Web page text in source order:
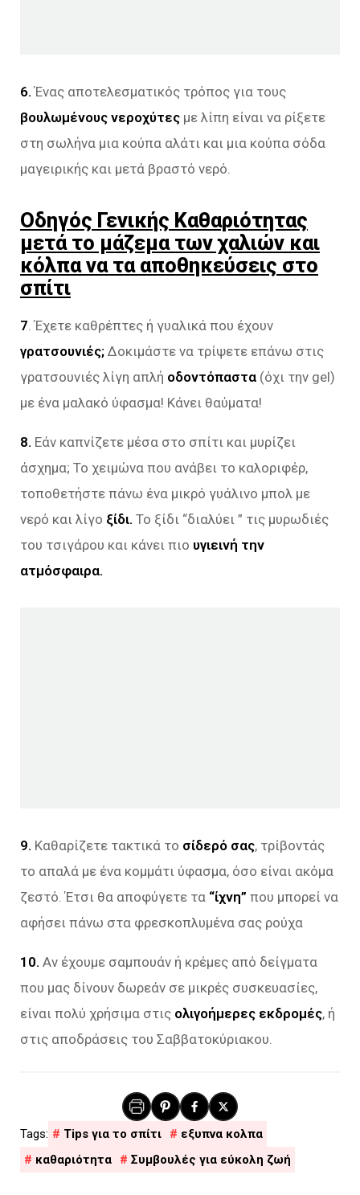
6. Ένας αποτελεσματικός τρόπος για τους
βουλωμένους νεροχύτες με λίπη είναι να ρίξετε
στη σωλήνα μια κούπα αλάτι και μια κούπα σόδα
μαγειρικής και μετά βραστό νερό.
Οδηγός Γενικής Καθαριότητας
μετά το μάζεμα των χαλιών και
κόλπα να τα αποθηκεύσεις στο
σπίτι
7 . Έχετε καθρέπτες ή γυαλικά που έχουν
γρατσουνιές; Δοκιμάστε να τρίψετε επάνω στις
γρατσουνιές λίγη απλή οδοντόπαστα (όχι την gel)
με ένα μαλακό ύφασμα! Κάνει θαύματα!
8. Εάν καπνίζετε μέσα στο σπίτι και μυρίζει
άσχημα; Το χειμώνα που ανάβει το καλοριφέρ,
τοποθετήστε πάνω ένα μικρό γυάλινο μπολ με
νερό και λίγο ξίδι. Το ξίδι “διαλύει ” τις μυρωδιές
του τσιγάρου και κάνει πιο υγιεινή την
ατμόσφαιρα.
9. Καθαρίζετε τακτικά το σίδερό σας, τρίβοντάς
το απαλά με ένα κομμάτι ύφασμα, όσο είναι ακόμα
ζεστό. Έτσι θα αποφύγετε τα “ίχνη” που μπορεί να
αφήσει πάνω στα φρεσκοπλυμένα σας ρούχα
10. Αν έχουμε σαμπουάν ή κρέμες από δείγματα
που μας δίνουν δωρεάν σε μικρές συσκευασίες,
είναι πολύ χρήσιμα στις ολιγοήμερες εκδρομές, ή
στις αποδράσεις του Σαββατοκύριακου.
Tips για το σπίτι
εξυπνα κολπα
καθαριότητα
Συμβουλές για εύκολη ζωή